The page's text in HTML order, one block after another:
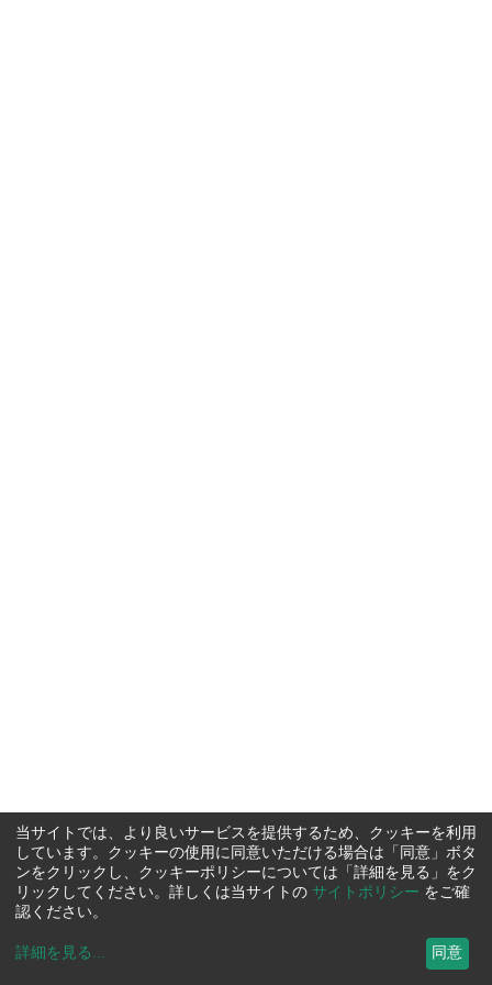
当サイトでは、より良いサービスを提供するため、クッキーを利用
しています。クッキーの使用に同意いただける場合は「同意」ボタ
ンをクリックし、クッキーポリシーについては「詳細を見る」をク
リックしてください。詳しくは当サイトの サイトポリシー をご確
認ください。
詳細を見る ... 同意